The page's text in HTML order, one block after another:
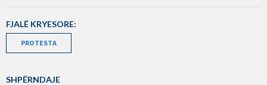
FJALË KRYESORE:
PROTESTA
SHPËRNDAJE